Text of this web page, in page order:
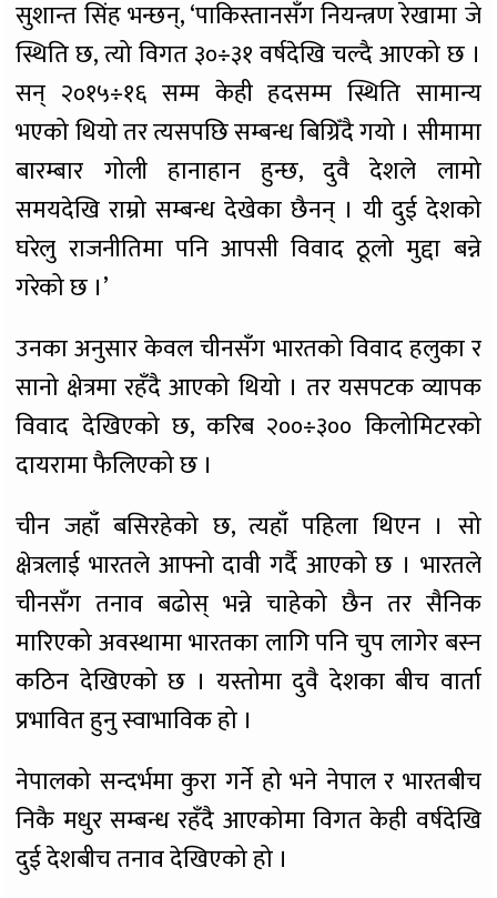
सुशान्त सिंह भन्छन्, ‘पाकिस्तानसँग नियन्त्रण रेखामा जे
स्थिति छ, त्यो विगत ३०÷३१ वर्षदेखि चल्दै आएको छ ।
सन् २०१५÷१६ सम्म केही हदसम्म स्थिति सामान्य
भएको थियो तर त्यसपछि सम्बन्ध बिग्रिँदै गयो । सीमामा
बारम्बार गोली हानाहान हुन्छ, दुवै देशले लामो
समयदेखि राम्रो सम्बन्ध देखेका छैनन् । यी दुई देशको
घरेलु राजनीतिमा पनि आपसी विवाद ठूलो मुद्दा बन्ने
गरेको छ ।’
उनका अनुसार केवल चीनसँग भारतको विवाद हलुका र
सानो क्षेत्रमा रहँदै आएको थियो । तर यसपटक व्यापक
विवाद देखिएको छ, करिब २००÷३०० किलोमिटरको
दायरामा फैलिएको छ ।
चीन जहाँ बसिरहेको छ, त्यहाँ पहिला थिएन । सो
क्षेत्रलाई भारतले आफ्नो दावी गर्दै आएको छ । भारतले
चीनसँग तनाव बढोस् भन्ने चाहेको छैन तर सैनिक
मारिएको अवस्थामा भारतका लागि पनि चुप लागेर बस्न
कठिन देखिएको छ । यस्तोमा दुवै देशका बीच वार्ता
प्रभावित हुनु स्वाभाविक हो ।
नेपालको सन्दर्भमा कुरा गर्ने हो भने नेपाल र भारतबीच
निकै मधुर सम्बन्ध रहँदै आएकोमा विगत केही वर्षदेखि
दुई देशबीच तनाव देखिएको हो ।